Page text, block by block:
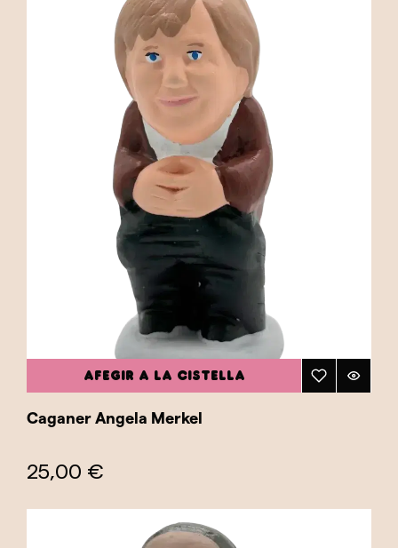
AFEGIR A LA CISTELLA
Caganer Angela Merkel
25,00 €